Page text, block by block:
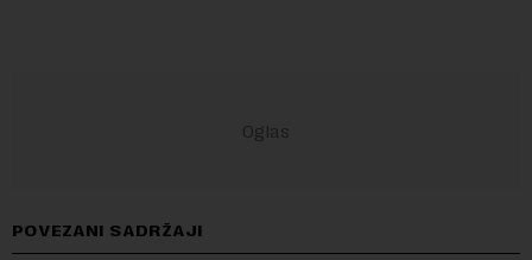
POVEZANI SADRŽAJI